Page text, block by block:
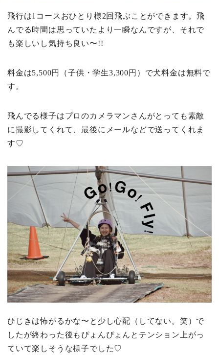
飛行は1コースおひとり様2回飛ぶことができます。飛
んでる時間は思っていたより一瞬なんですが、それで
も楽しいし気持ち良い〜!!
料金は5,500円（子供・学生3,300円）で犬料金は無料で
す。
飛んでる様子はプロのカメラマンさんがとっても素敵
に撮影してくれて、最後にメールなどで送ってくれま
す♡
ひじきは怖がるかな〜と少し心配（してない。笑）で
したが終わった後もぴょんぴょんとテンション上がっ
ていて楽しそうな様子でした♡